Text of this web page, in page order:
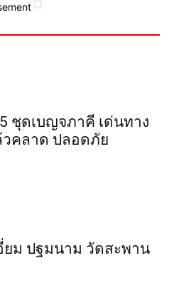
ชุดเบญจ​ภาคี​ เด่นทาง
คลาด​ ปลอดภัย​
ยม ​ปฐม​นาม​ วัดสะพาน